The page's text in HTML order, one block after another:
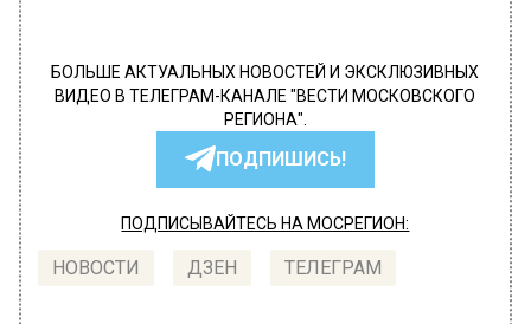
БОЛЬШЕ АКТУАЛЬНЫХ НОВОСТЕЙ И ЭКСКЛЮЗИВНЫХ
ВИДЕО В ТЕЛЕГРАМ-КАНАЛЕ "ВЕСТИ МОСКОВСКОГО
РЕГИОНА".
ПОДПИШИСЬ!
ПОДПИСЫВАЙТЕСЬ НА МОСРЕГИОН:
НОВОСТИ ДЗЕН ТЕЛЕГРАМ